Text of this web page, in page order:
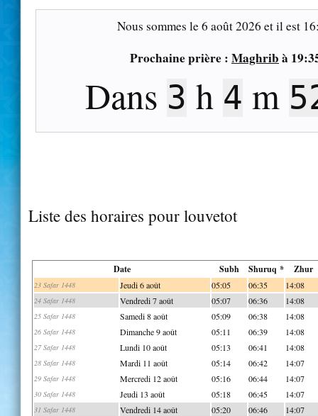
Nous sommes le6 août 2026 et il est
Prochaine prière : Maghrib à
Dans 3 h 4 m
Liste des horaires pour louvetot
Date Subh Shuruq * Zhur
23 Safar 1448 Jeudi 6 août 05:05 06:35 14:08
24 Safar 1448 Vendredi 7 août 05:07 06:36 14:08
25 Safar 1448 Samedi 8 août 05:09 06:38 14:08
26 Safar 1448 Dimanche 9 août 05:11 06:39 14:08
27 Safar 1448 Lundi 10 août 05:13 06:41 14:08
28 Safar 1448 Mardi 11 août 05:14 06:42 14:07
29 Safar 1448 Mercredi 12 août 05:16 06:44 14:07
30 Safar 1448 Jeudi 13 août 05:18 06:45 14:07
31 Safar 1448 Vendredi 14 août 05:20 06:46 14:07